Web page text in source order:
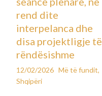
rend dite
interpelanca dhe
disa projektligje të
rëndësishme
12/02/2026 Më të fundit,
Shqipëri